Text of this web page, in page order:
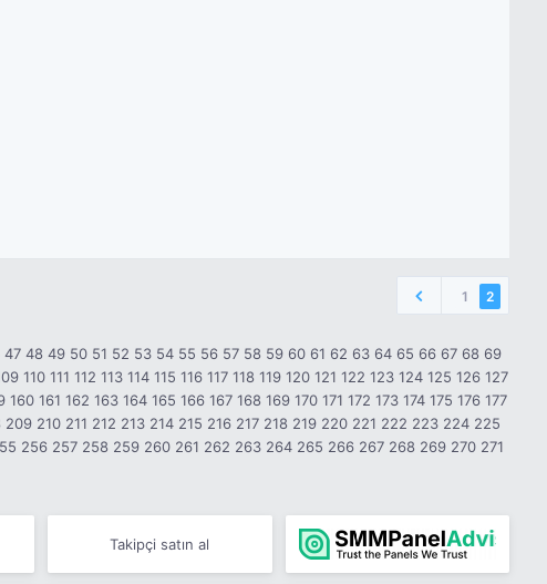
1 2
47 48 49 50 51 52 53 54 55 56 57 58 59 60 61 62 63 64 65 66 67 68 69
110 111 112 113 114 115 116 117 118 119 120 121 122 123 124 125 126 127
160 161 162 163 164 165 166 167 168 169 170 171 172 173 174 175 176 177
209 210 211 212 213 214 215 216 217 218 219 220 221 222 223 224 225
256 257 258 259 260 261 262 263 264 265 266 267 268 269 270 271
Takipçi satın al